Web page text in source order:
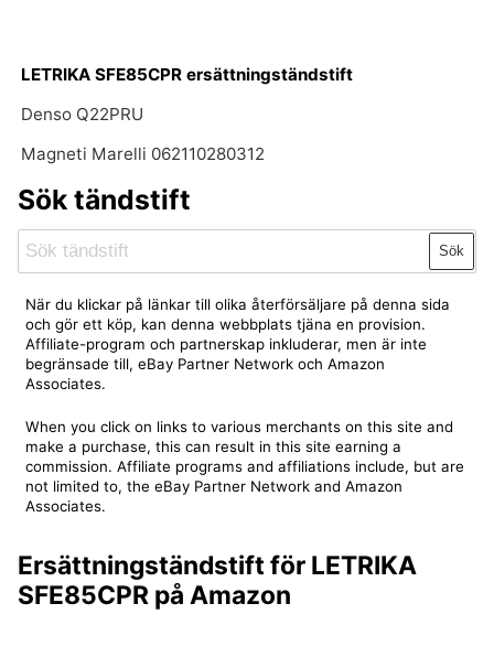
LETRIKA SFE85CPR ersättningständstift
Denso Q22PRU
Magneti Marelli 062110280312
Sök tändstift
Sök
När du klickar på länkar till olika återförsäljare på denna sida
och gör ett köp, kan denna webbplats tjäna en provision.
Affiliate-program och partnerskap inkluderar, men är inte
begränsade till, eBay Partner Network och Amazon
Associates.
When you click on links to various merchants on this site and
make a purchase, this can result in this site earning a
commission. Affiliate programs and affiliations include, but are
not limited to, the eBay Partner Network and Amazon
Associates.
Ersättningständstift för LETRIKA
SFE85CPR på Amazon